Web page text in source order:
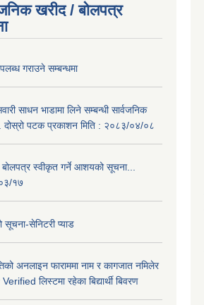
खरीद / बोलपत्र
गराउने सम्बन्धमा
साधन भाडामा लिने सम्बन्धी सार्वजनिक
दोस्रो पटक प्रकाशन मिति : २०८३/०४/०८
बोलपत्र स्वीकृत गर्ने आशयको सूचना...
१७
सेनिटरी प्याड
अनलाइन फाराममा नाम र कागजात नमिलेर
लिस्टमा रहेका बिद्यार्थी बिवरण